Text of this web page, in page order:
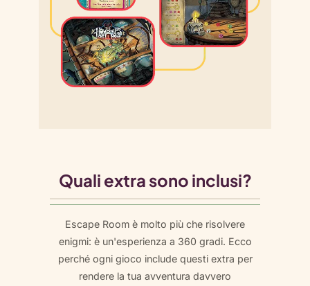
Quali extra sono inclusi?
Escape Room è molto più che risolvere
enigmi: è un'esperienza a 360 gradi. Ecco
perché ogni gioco include questi extra per
rendere la tua avventura davvero